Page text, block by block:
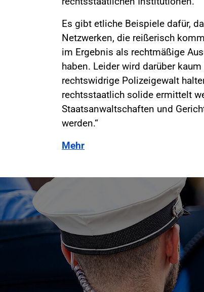
Es gibt etliche Beispiele dafür,
Netzwerken, die reißerisch
im Ergebnis als rechtmäßige
haben. Leider wird darüber
rechtswidrige Polizeigewalt
rechtsstaatlich solide ermittelt
Staatsanwaltschaften und
werden.“
Mehr